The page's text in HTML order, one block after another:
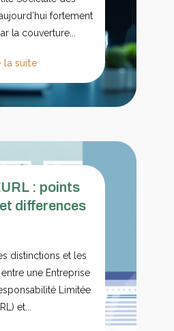
fortement
la couverture...
la suite
: points
differences
distinctions et les
une Entreprise
Limitée
et...